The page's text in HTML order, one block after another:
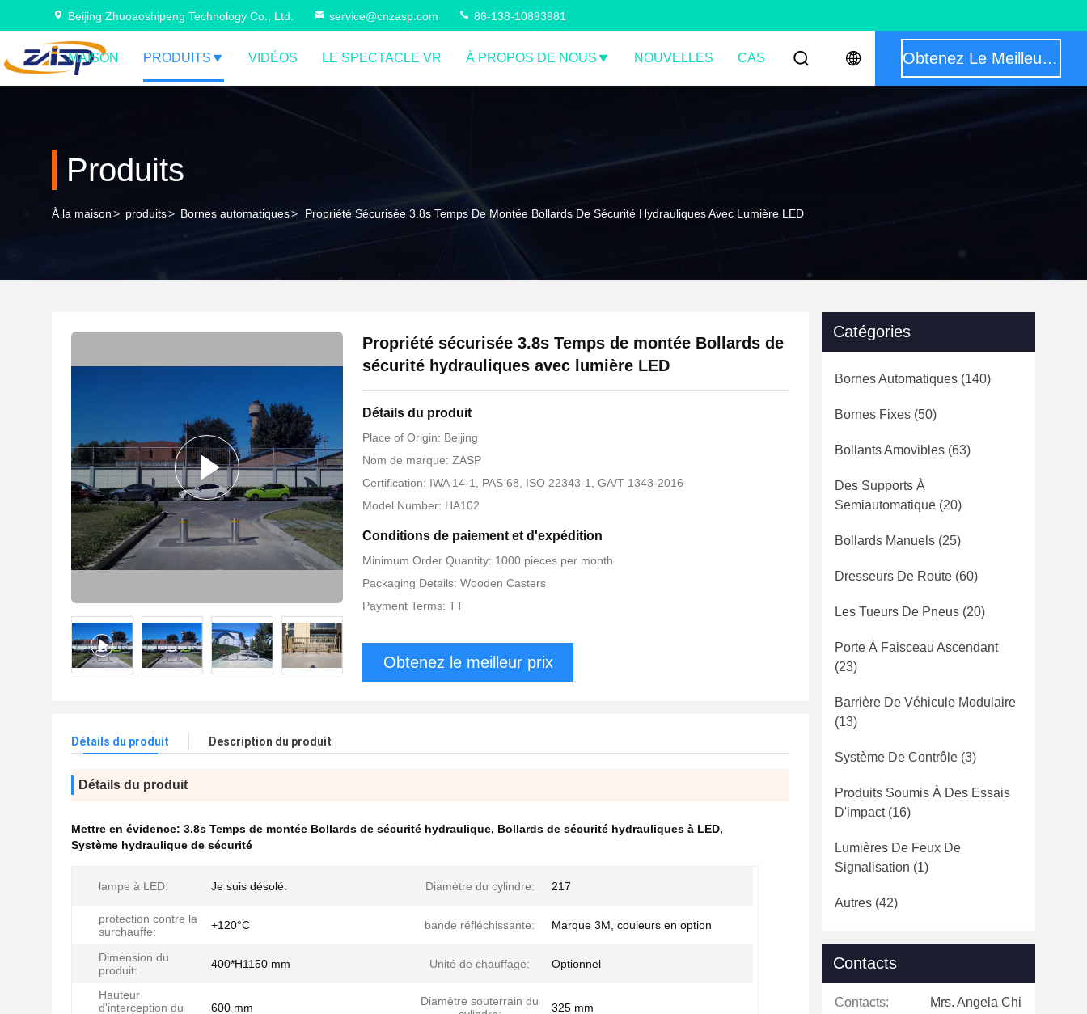
Beijing Zhuoaoshipeng Technology Co., Ltd. service@cnzasp.com 86-138-10893981
MAISON PRODUITS VIDÉOS LE SPECTACLE VR À PROPOS DE NOUS NOUVELLES CAS Obtenez Le Meilleur Prix
Produits
À la maison> produits> Bornes automatiques> Propriété Sécurisée 3.8s Temps De Montée Bollards De Sécurité Hydrauliques Avec Lumière LED
Propriété sécurisée 3.8s Temps de montée Bollards de
sécurité hydrauliques avec lumière LED
Détails du produit
Place of Origin: Beijing
Nom de marque: ZASP
Certification: IWA 14-1, PAS 68, ISO 22343-1, GA/T 1343-2016
Model Number: HA102
Conditions de paiement et d'expédition
Minimum Order Quantity: 1000 pieces per month
Packaging Details: Wooden Casters
Payment Terms: TT
Obtenez le meilleur prix
Détails du produit Description du produit
Détails du produit
Mettre en évidence: 3.8s Temps de montée Bollards de sécurité hydraulique, Bollards de sécurité hydrauliques à LED,
Système hydraulique de sécurité
lampe à LED: Je suis désolé. Diamètre du cylindre: 217
protection contre la
surchauffe:
+120°C bande réfléchissante: Marque 3M, couleurs en option
Dimension du
produit:
400*H1150 mm Unité de chauffage: Optionnel
Hauteur
d'interception du
600 mm
Diamètre souterrain du
325 mm
Catégories
Bornes Automatiques (140)
Bornes Fixes (50)
Bollants Amovibles (63)
Des Supports À
Semiautomatique (20)
Bollards Manuels (25)
Dresseurs De Route (60)
Les Tueurs De Pneus (20)
Porte À Faisceau Ascendant
(23)
Barrière De Véhicule Modulaire
(13)
Système De Contrôle (3)
Produits Soumis À Des Essais
D'impact(16)
Lumières De Feux De
Signalisation (1)
Autres (42)
Contacts
Contacts: Mrs. Angela Chi